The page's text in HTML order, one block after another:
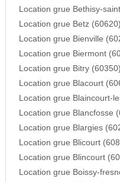
Location grue Bethisy-
Location grue Betz (60620)
Location grue Bienville
Location grue Biermont
Location grue Bitry (60350)
Location grue Blacourt
Location grue Blaincourt-
Location grue Blancfosse
Location grue Blargies
Location grue Blicourt
Location grue Blincourt
Location grue Boissy-